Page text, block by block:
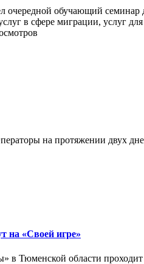
очередной обучающий
в сфере миграции, услуг
на протяжении двух
на «Своей игре»
Тюменской области